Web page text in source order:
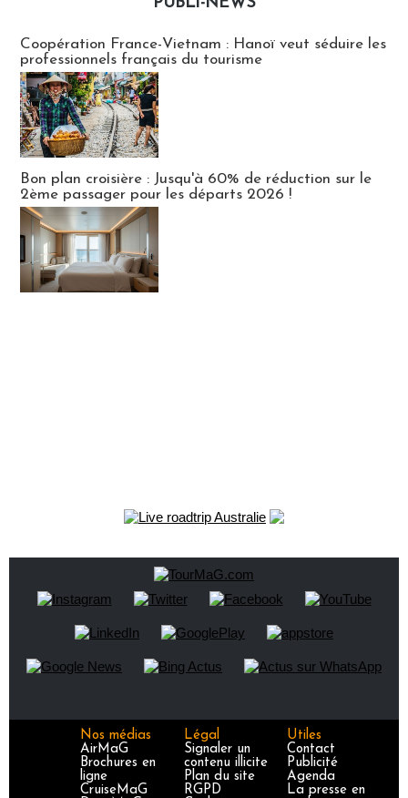
Coopération France-Vietnam : Hanoï veut séduire les
professionnels français du tourisme
Bon plan croisière : Jusqu'à 60% de réduction sur le
2ème passager pour les départs 2026 !
Nos médias
AirMaG
Brochures en
ligne
CruiseMaG
Légal
Signaler un
contenu illicite
Plan du site
RGPD
Utiles
Contact
Publicité
Agenda
La presse en